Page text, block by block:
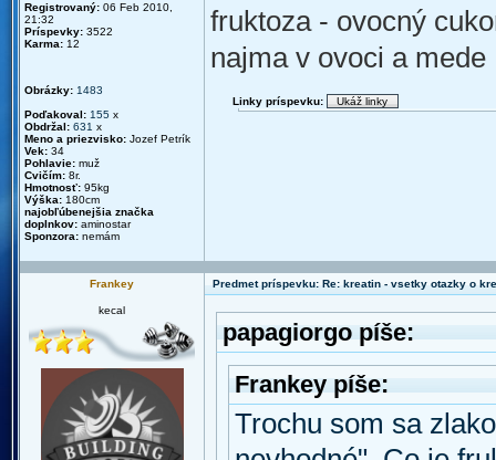
Registrovaný: 06 Feb 2010,
21:32
Príspevky: 3522
Karma: 12
Obrázky: 1483
Poďakoval: 155 x
Obdržal: 631 x
Meno a priezvisko: Jozef Petrík
Vek: 34
Pohlavie: muž
Cvičím: 8r.
Hmotnosť: 95kg
Výška: 180cm
najobľúbenejšia značka
doplnkov: aminostar
Sponzora: nemám
fruktoza - ovocný
najma v ovoci a mede
Linky príspevku:
Frankey Predmet príspevku: Re: kreatin - vsetky otazky o
kecal
papagiorgo píše:
Frankey píše:
Trochu som sa